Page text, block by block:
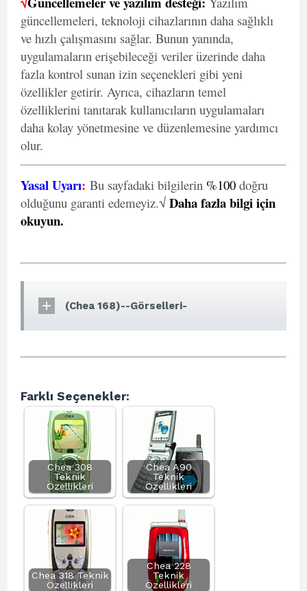
güncellemeleri, teknoloji cihazlarının daha sağlıklı
ve hızlı çalışmasını sağlar. Bunun yanında,
uygulamaların erişebileceği veriler üzerinde daha
fazla kontrol sunan izin seçenekleri gibi yeni
özellikler getirir. Ayrıca, cihazların temel
özelliklerini tanıtarak kullanıcıların uygulamaları
daha kolay yönetmesine ve düzenlemesine yardımcı
olur.
Yasal Uyarı: Bu sayfadaki bilgilerin %100 doğru
olduğunu garanti edemeyiz.√ Daha fazla bilgi için
okuyun.
(Chea 168)--Görselleri-
Farklı Seçenekler:
Chea 308
Teknik
Özellikleri
Chea A90
Teknik
Özellikleri
Chea 318 Teknik
Özellikleri
Chea 228
Teknik
Özellikleri